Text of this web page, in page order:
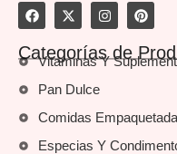
Categorías de
Vitaminas Y
Pan Dulce
Comidas
Especias Y